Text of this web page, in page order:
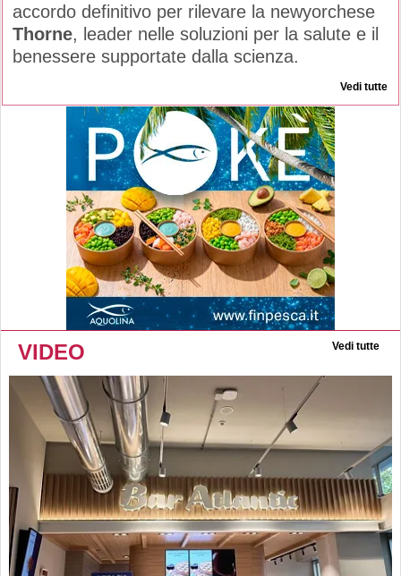
accordo definitivo per rilevare la newyorchese
Thorne, leader nelle soluzioni per la salute e il
benessere supportate dalla scienza.
Vedi tutte
VIDEO Vedi tutte